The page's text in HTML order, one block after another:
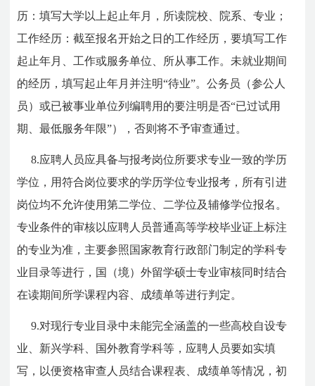
历：填写大学以上起止年月，所读院校、院系、专业；
工作经历：截至报名开始之日的工作经历，要填写工作
起止年月、工作或服务单位、所从事工作。未就业期间
的经历，填写起止年月并注明“待业”。公务员（参公人
员）或已被事业单位列编聘用的要注明是否“已过试用
期、最低服务年限”），否则将不予审查通过。
8.应聘人员应具备与报考岗位所要求专业一致的学历
学位，用符合岗位要求的学历学位专业报考，所有引进
岗位均不允许使用第二学位、二学位及辅修学位报名。
专业条件的审核以应聘人员普通高等学校毕业证上标注
的专业为准，主要参照国家教育行政部门制定的学科专
业目录等进行，国（境）外留学硕士专业审核同时结合
在读期间所学课程内容、成绩单等进行判定。
9.对现行专业目录中未能完全涵盖的一些高校自设专
业、新兴学科、国外教育学科等，应聘人员要如实填
写，以便资格审查人员结合课程表、成绩单等情况，初